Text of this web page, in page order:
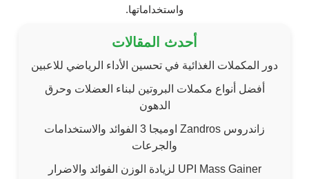
واستخداماتها.
أحدث المقالات
دور المكملات الغذائية في تحسين الأداء الرياضي للاعبين
أفضل أنواع مكملات البروتين لبناء العضلات وحرق
الدهون
زاندروس Zandros اوميجا 3 الفوائد والاستخدامات
والجرعات
UPI Mass Gainer لزيادة الوزن الفوائد والاضرار